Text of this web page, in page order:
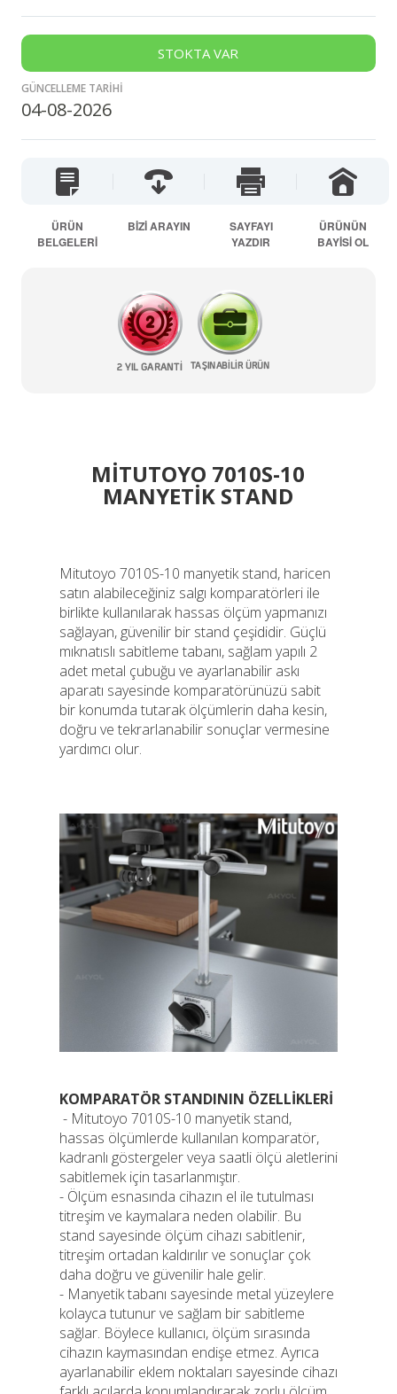
STOKTA VAR
GÜNCELLEME TARİHİ
04-08-2026
ÜRÜN
BELGELERİ
BİZİ ARAYIN
SAYFAYI
YAZDIR
ÜRÜNÜN
BAYİSİ OL
MİTUTOYO 7010S-10
MANYETİK STAND
Mitutoyo 7010S-10 manyetik stand, haricen
satın alabileceğiniz salgı komparatörleri ile
birlikte kullanılarak hassas ölçüm yapmanızı
sağlayan, güvenilir bir stand çeşididir. Güçlü
mıknatıslı sabitleme tabanı, sağlam yapılı 2
adet metal çubuğu ve ayarlanabilir askı
aparatı sayesinde komparatörünüzü sabit
bir konumda tutarak ölçümlerin daha kesin,
doğru ve tekrarlanabilir sonuçlar vermesine
yardımcı olur.
KOMPARATÖR STANDININ ÖZELLİKLERİ
- Mitutoyo 7010S-10 manyetik stand,
hassas ölçümlerde kullanılan komparatör,
kadranlı göstergeler veya saatli ölçü aletlerini
sabitlemek için tasarlanmıştır.
- Ölçüm esnasında cihazın el ile tutulması
titreşim ve kaymalara neden olabilir. Bu
stand sayesinde ölçüm cihazı sabitlenir,
titreşim ortadan kaldırılır ve sonuçlar çok
daha doğru ve güvenilir hale gelir.
- Manyetik tabanı sayesinde metal yüzeylere
kolayca tutunur ve sağlam bir sabitleme
sağlar. Böylece kullanıcı, ölçüm sırasında
cihazın kaymasından endişe etmez. Ayrıca
ayarlanabilir eklem noktaları sayesinde cihazı